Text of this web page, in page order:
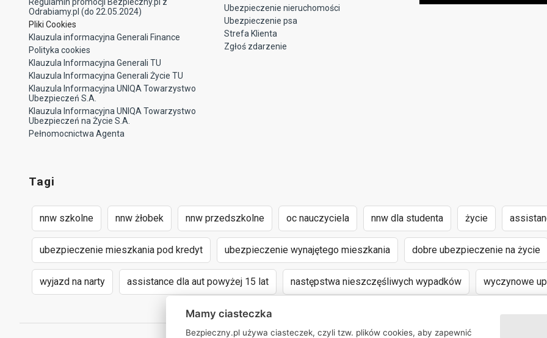
Odrabiamy.pl (do 22.05.2024)
Pliki Cookies
Klauzula informacyjna Generali Finance
Polityka cookies
Klauzula Informacyjna Generali TU
Klauzula Informacyjna Generali Życie TU
Klauzula Informacyjna UNIQA Towarzystwo
Ubezpieczeń S.A.
Klauzula Informacyjna UNIQA Towarzystwo
Ubezpieczeń na Życie S.A.
Pełnomocnictwa Agenta
Ubezpieczenie nieruchomości
Ubezpieczenie psa
Strefa Klienta
Zgłoś zdarzenie
Tagi
nnw szkolne nnw żłobek nnw przedszkolne oc nauczyciela nnw dla studenta życie
ubezpieczenie mieszkania pod kredyt ubezpieczenie wynajętego mieszkania dobre ubezpieczenie na życie
wyjazd na narty assistance dla aut powyżej 15 lat następstwa nieszczęśliwych wypadków wyczynowe
Mamy ciasteczka
Bezpieczny.pl używa ciasteczek, czyli tzw. plików cookies, aby zapewnić